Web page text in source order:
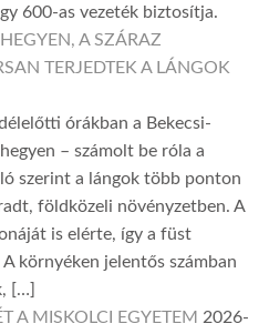
600-as vezeték biztosítja.
A SZÁRAZ
TERJEDTEK A LÁNGOK
órákban a Bekecsi-
– számolt be róla a
szerint a lángok több ponton
földközeli növényzetben. A
is elérte, így a füst
környéken jelentős számban
[…]
A MISKOLCI EGYETEM 2026-